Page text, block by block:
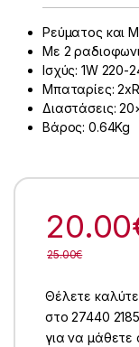
Ρεύματος
Με 2
Ισχύς: 1W 220-
Μπαταρίες:
Διαστάσεις:
Βάρος: 0.64Kg
20.00
25.00€
Θέλετε
στο 27440
για να μάθετε